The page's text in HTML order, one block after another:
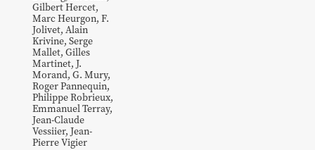
GilbertHercet,
MarcHeurgon, F.
Jolivet, Alain
Krivine, Serge
Mallet, Gilles
Martinet, J.
Morand, G. Mury,
RogerPannequin,
PhilippeRobrieux,
EmmanuelTerray,
Jean-Claude
Vessiier, Jean-
PierreVigier